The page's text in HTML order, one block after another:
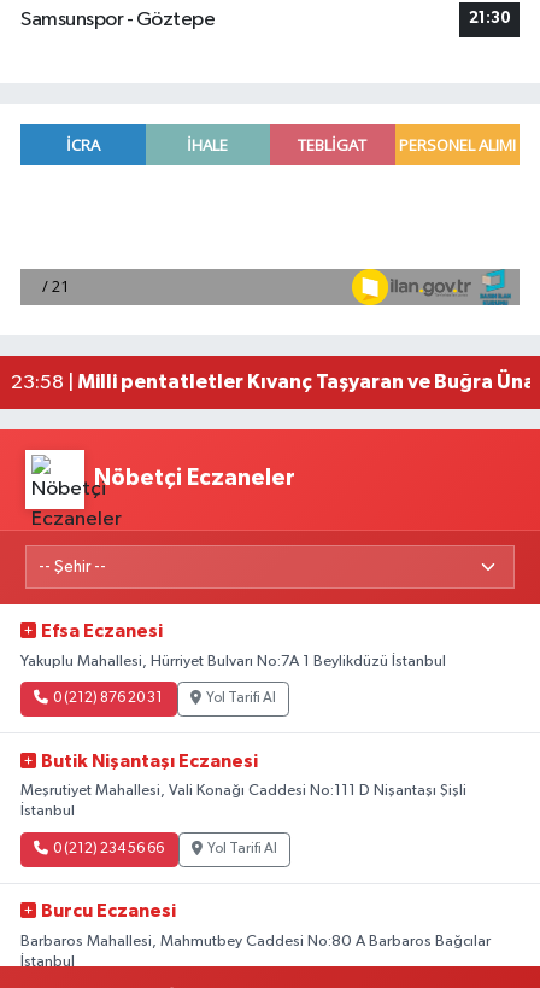
Samsunspor - Göztepe
21:30
00:39 |
Mersin'de uyuşturucu operasyonunda 190
23:58 | Milli pentatletler Kıvanç Taşyaran ve Buğra
Nöbetçi Eczaneler
Efsa Eczanesi
Yakuplu Mahallesi, Hürriyet Bulvarı No:7A 1 Beylikdüzü İstanbul
0 (212) 876 20 31 Yol Tarifi Al
Butik Nişantaşı Eczanesi
Meşrutiyet Mahallesi, Vali Konağı Caddesi No:111 D Nişantaşı Şişli
İstanbul
0 (212) 234 56 66 Yol Tarifi Al
Burcu Eczanesi
Barbaros Mahallesi, Mahmutbey Caddesi No:80 A Barbaros Bağcılar
İstanbul